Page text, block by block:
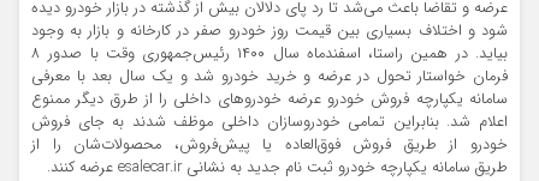
عرضه و تقاضا باعث می‌شد تا رد پای دلالان بیش از گذشته در بازار خودرو دیده
شود و اختلاف بسیاری بین قیمت روز خودرو صفر در کارخانه و بازار به وجود
بیاید. در همین راستا، اسفندماه سال ۱۴۰۰ رئیس‌جمهوری وقت با صدور ۸
فرمان خواستار تحول در عرضه و خرید خودرو شد و یک سال بعد با معرفی
سامانه یکپارچه فروش خودرو عرضه خودروهای داخلی را از طرق دیگر ممنوع
اعلام شد. بنابراین تمامی خودروسازان داخلی موظف شدند به جای فروش
خودرو از طریق فروش فوق‌العاده یا پیش‌فروش، محصولات‌شان را از
طریق سامانه یکپارچه خودرو ثبت نام جدید به نشانی esalecar.ir عرضه کنند.